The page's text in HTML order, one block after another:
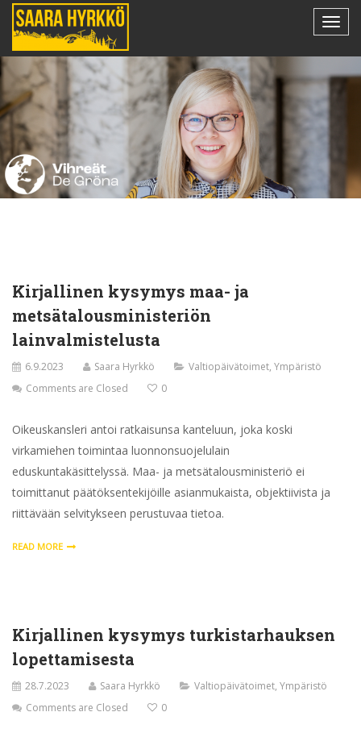
Kirjallinen kysymys maa- ja
metsätalousministeriön
lainvalmistelusta
6.9.2023 Saara Hyrkkö Valtiopäivätoimet, Ympäristö
Comments are Closed
0
Oikeuskansleri antoi ratkaisunsa kanteluun, joka koski
virkamiehen toimintaa luonnonsuojelulain
eduskuntakäsittelyssä. Maa- ja metsätalousministeriö ei
toimittanut päätöksentekijöille asianmukaista, objektiivista ja
riittävään selvitykseen perustuvaa tietoa.
READ MORE
Kirjallinen kysymys turkistarhauksen
lopettamisesta
28.7.2023 Saara Hyrkkö Valtiopäivätoimet, Ympäristö
Comments are Closed
0